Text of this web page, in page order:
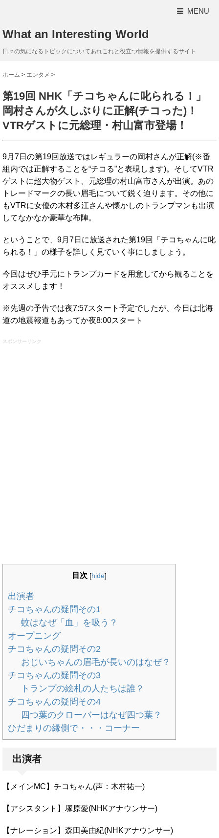
MENU
What an Interesting World
日々の気になるトピックについてあれこれと役立つ情報を提供するサイト
ホーム > エンタメ >
第19回 NHK「チコちゃんに叱られる！」
岡村さんが久しぶりに正解(チコった)！
VTRゲストに元総理・村山富市登場！
9月7日の第19回放送ではレギュラーの岡村さんが正解(※番
組内では正解することを“チコる”と表現します)。そしてVTR
ゲストに超大物ゲスト、元総理の村山富市さんが出演。あの
トレードマークの長い眉毛について鋭く迫ります。その他に
もVTRに女優の木村多江さんや懐かしのトランプマンも出演
してなかなか豪華な布陣。
ということで、9月7日に放送された第19回「チコちゃんに叱
られる！」の様子を詳しく見ていく事にしましょう。
今回はぜひ手元にトランプカードを用意してから観ることを
オススメします！
※先週の予告では夜7:57スタート予定でしたが、今日は北海
道の地震報道もあってか夜8:00スタート
スポンサーリンク
目次 [hide]
出演者
チコちゃんの疑問その1
蚊はなぜ「血」を吸う？
オープニング
チコちゃんの疑問その2
おじいちゃんの眉毛が長いのはなぜ？
チコちゃんの疑問その3
トランプの絵札の人たちは誰？
チコちゃんの疑問その4
四つ葉のクローバーはなぜ四つ葉？
ひだまりの縁側で・・・コーナー
出演者
【メインMC】チコちゃん(声：木村祐一)
【アシスタント】塚原愛(NHKアナウンサー)
【ナレーション】森田美由紀(NHKアナウンサー)